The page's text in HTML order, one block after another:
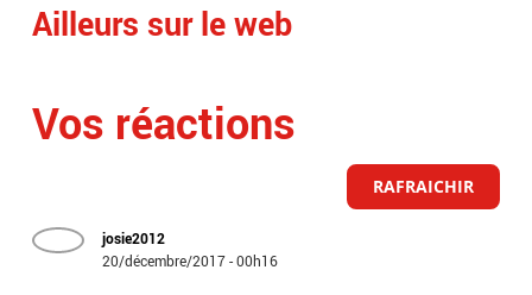
Ailleurs sur le web
Vos réactions
RAFRAICHIR
josie2012
20/décembre/2017 - 00h16